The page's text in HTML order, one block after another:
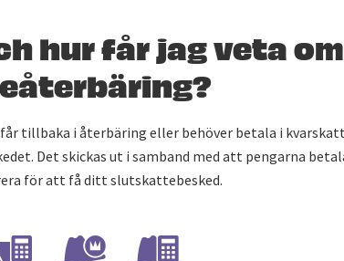
hur får jag veta
tillbaka i återbäring eller behöver betala i
Det skickas ut i samband med att pengarna
för att få ditt slutskattebesked.